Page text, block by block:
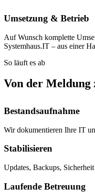
Umsetzung & Betrieb
Auf Wunsch komplette
Systemhaus.IT – aus einer
So läuft es ab
Von der Meldung
Bestandsaufnahme
Wir dokumentieren Ihre IT
Stabilisieren
Updates, Backups,
Laufende Betreuung